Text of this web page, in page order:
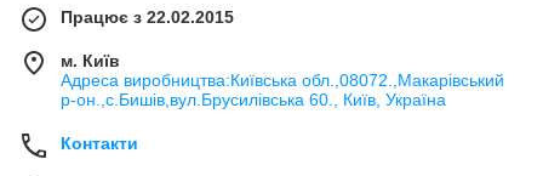
Працює з 22.02.2015
м. Київ
Адреса виробництва:Київська обл.,08072.,Макарівський
р-он.,с.Бишів,вул.Брусилівська 60., Київ, Україна
Контакти